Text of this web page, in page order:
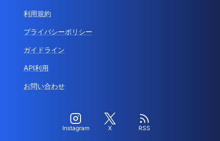
利用規約
プライバシーポリシー
ガイドライン
API利用
お問い合わせ
Instagram X RSS